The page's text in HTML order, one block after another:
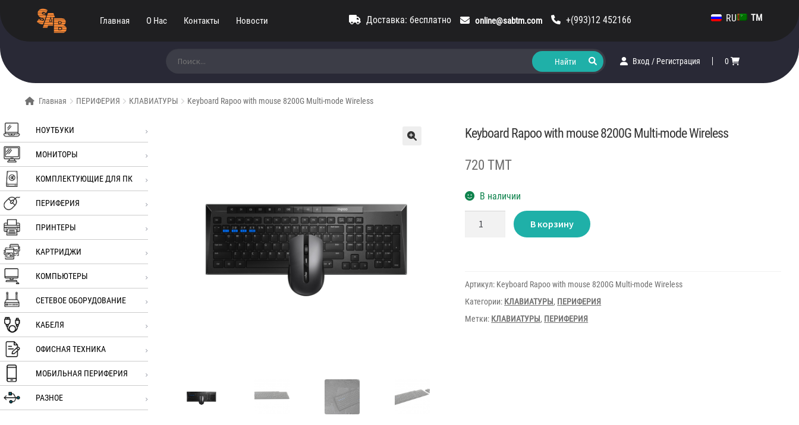
Главная О Нас Контакты Новости Доставка: бесплатно online@sabtm.com +(993)12 452166 RU TM
Вход / Регистрация 0
Главная ПЕРИФЕРИЯ КЛАВИАТУРЫ Keyboard Rapoo with mouse 8200G Multi-mode Wireless
НОУТБУКИ
МОНИТОРЫ
КОМПЛЕКТУЮЩИЕ ДЛЯ ПК
ПЕРИФЕРИЯ
ПРИНТЕРЫ
КАРТРИДЖИ
КОМПЬЮТЕРЫ
СЕТЕВОЕ ОБОРУДОВАНИЕ
КАБЕЛЯ
ОФИСНАЯ ТЕХНИКА
МОБИЛЬНАЯ ПЕРИФЕРИЯ
РАЗНОЕ
Keyboard Rapoo with mouse 8200G Multi-mode Wireless
720 TMT
В наличии
Количество
товара
Multi-
mode
Wireless
В корзину
Артикул: Keyboard Rapoo with mouse 8200G Multi-mode Wireless
Категории: КЛАВИАТУРЫ, ПЕРИФЕРИЯ
Метки: КЛАВИАТУРЫ, ПЕРИФЕРИЯ